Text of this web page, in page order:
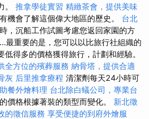
。 推拿學徒實習 精緻茶會，提供美味
機會了解這個偉大地區的歷史。 台北
，沉船工作試圖考慮您返回家園的方
最重要的是，您可以以比旅行社組織的
低得多的價格獲得旅行，計劃和經驗。
全方位的殯葬服務 納骨塔，提供合適
灰 后里推拿療程 清潔劑每天24小時可
餐外燴料理 台北除白蟻公司，專業台
價格根據著裝的類型而變化。 新北徵
的徵信服務 享受便捷的到府外燴服